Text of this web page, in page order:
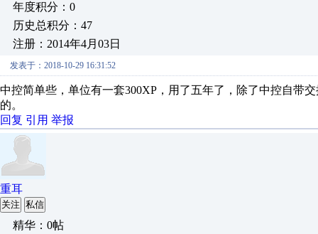
年度积分：0
历史总积分：47
注册：2014年4月03日
发表于：2018-10-29 16:31:52
中控简单些，单位有一套300XP，用了五年了，除了中控自带
的。
回复 引用 举报
重耳
关注 私信
精华：0帖